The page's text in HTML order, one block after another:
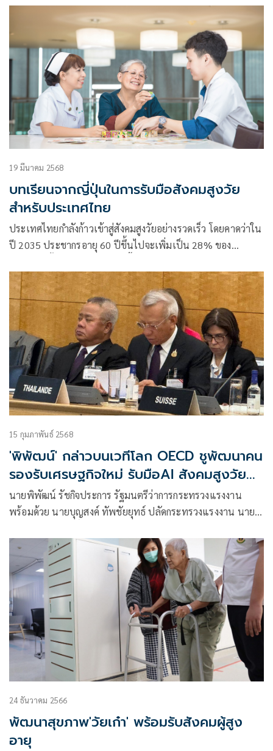
19 มีนาคม 2568
บทเรียนจากญี่ปุ่นในการรับมือสังคมสูงวัย
สำหรับประเทศไทย
ประเทศไทยกำลังก้าวเข้าสู่สังคมสูงวัยอย่างรวดเร็ว โดยคาดว่าใน
ปี 2035 ประชากรอายุ 60 ปีขึ้นไปจะเพิ่มเป็น 28% ของ
เข้าสู่สังคมสูงวัยตั้งแต่ทศวรรษ 1970 และปัจจุบันมีสัดส่วนผู้สูง
อายุมากกว่า 28% ของประชากรทั้งหมด (World Bank, 2021)
อย่างไรก็ดี ประเทศญี่ปุ่นได้พัฒนากลยุทธ์และนโยบายหลาย
ด้านเพื่อรับมือกับความท้าทายนี้
15 กุมภาพันธ์ 2568
'พิพัฒน์' กล่าวบนเวทีโลก OECD ชูพัฒนาคน
รองรับเศรษฐกิจใหม่ รับมือAI สังคมสูงวัย
และแรงงานอิสระยั่งยืน
นายพิพัฒน์ รัชกิจประการ รัฐมนตรีว่าการกระทรวงแรงงาน
พร้อมด้วย นายบุญสงค์ ทัพชัยยุทธ์ ปลัดกระทรวงแรงงาน นาย
ประชุมระดับรัฐมนตรี OECD หัวข้อ ขอบเขตใหม่สำหรับ
นโยบายสังคม : การลงทุนในอนาคต OECD Ministerial meeting
New Frontiers for Social Policy : Investing in the Future
OECD ณ กรุงปารีส สาธารณรัฐฝรั่งเศส
24 ธันวาคม 2566
พัฒนาสุขภาพ'วัยเก๋า' พร้อมรับสังคมผู้สูง
อายุ